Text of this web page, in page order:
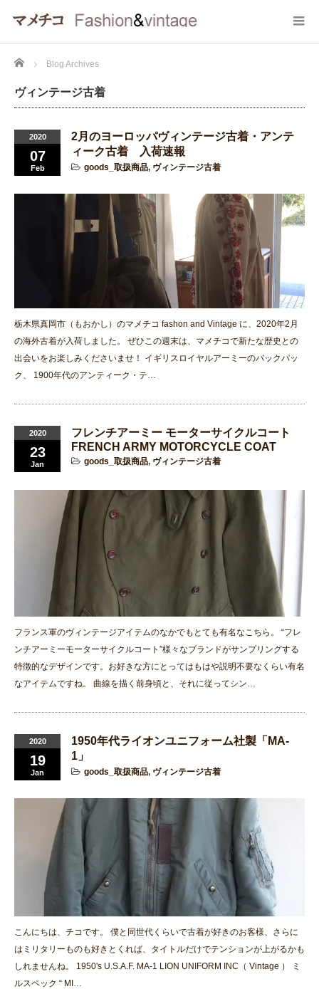
Home Blog Archives
ヴィンテージ古着
2020
07
Feb
2月のヨーロッパヴィンテージ古着・アンテ
ィーク古着 入荷速報
goods_取扱商品, ヴィンテージ古着
栃木県真岡市（もおかし）のマメチコ fashon and Vintage に、2020年2月
の海外古着が入荷しました。 ぜひこの週末は、マメチコで新たな歴史との
出会いをお楽しみくださいませ！ イギリスロイヤルアーミーのバックパッ
ク、 1900年代のアンティーク・テ…
2020
23
Jan
フレンチアーミー モーターサイクルコート
FRENCH ARMY MOTORCYCLE COAT
goods_取扱商品, ヴィンテージ古着
フランス軍のヴィンテージアイテムのなかでもとても有名なこちら。 “フレ
ンチアーミーモーターサイクルコート”様々なブランドがサンプリングする
特徴的なデザインです。お好きな方にとってはもはや説明不要なくらい有名
なアイテムですね。 曲線を描く前身頃と、それに従ってシン…
2020
19
Jan
1950年代ライオンユニフォーム社製「MA-
1」
goods_取扱商品, ヴィンテージ古着
こんにちは、チコです。 僕と同世代くらいで古着が好きのお客様、さらに
はミリタリーものも好きとくれば、タイトルだけでテンションが上がるかも
しれませんね。 1950's U.S.A.F. MA-1 LION UNIFORM INC（ Vintage ） ミ
ルスペック “ MI…